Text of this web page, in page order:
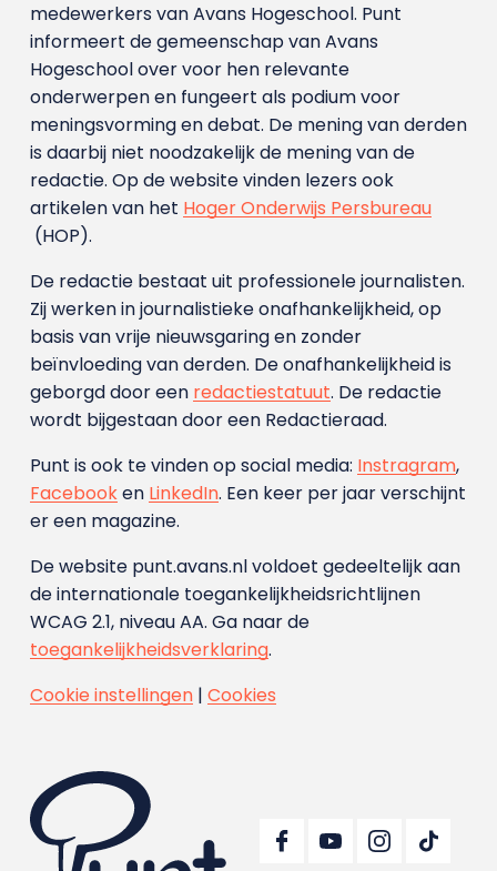
medewerkers van Avans Hoge­school. Punt
informeert de gemeenschap van Avans
Hogeschool over voor hen relevante
onderwerpen en fungeert als podium voor
meningsvorming en debat. De mening van derden
is daarbij niet noodzakelijk de mening van de
redactie. Op de website vinden lezers ook
artikelen van het Hoger Onderwijs Persbureau
(HOP).
De redactie bestaat uit professionele journalisten.
Zij werken in journalistieke onafhankelijkheid, op
basis van vrije nieuwsgaring en zonder
beïnvloeding van derden. De onafhankelijkheid is
geborgd door een redactiestatuut. De redactie
wordt bijgestaan door een Redactieraad.
Punt is ook te vinden op social media: Instragram,
Facebooken LinkedIn. Een keer per jaar verschijnt
er een magazine.
De website punt.avans.nl voldoet gedeeltelijk aan
de internationale toegankelijkheidsrichtlijnen
WCAG 2.1, niveau AA. Ga naar de
toegankelijkheidsverklaring.
Cookie instellingen| Cookies